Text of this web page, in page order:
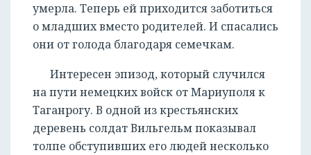
умерла. Теперь ей приходится заботиться
о младших вместо родителей. И спасались
они от голода благодаря семечкам.
Интересен эпизод, который случился
на пути немецких войск от Мариуполя к
Таганрогу. В одной из крестьянских
деревень солдат Вильгельм показывал
толпе обступивших его людей несколько